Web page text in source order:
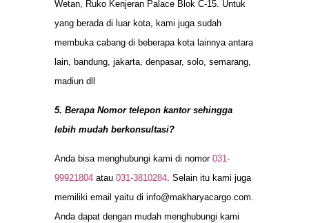
Wetan, Ruko Kenjeran Palace Blok C-15. Untuk
yang berada di luar kota, kami juga sudah
membuka cabang di beberapa kota lainnya antara
lain, bandung, jakarta, denpasar, solo, semarang,
madiun dll
5. Berapa Nomor telepon kantor sehingga
lebih mudah berkonsultasi?
Anda bisa menghubungi kami di nomor 031-
99921804 atau 031-3810284. Selain itu kami juga
memiliki email yaitu di info@makharyacargo.com.
Anda dapat dengan mudah menghubungi kami